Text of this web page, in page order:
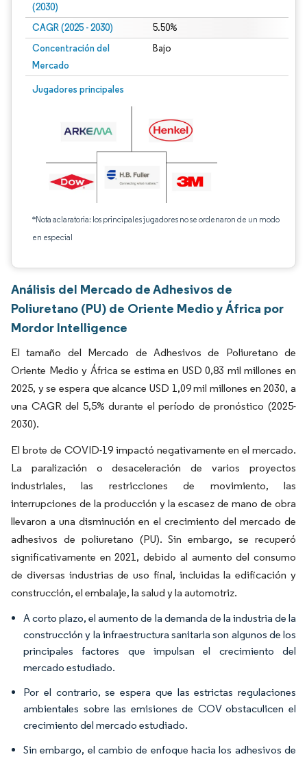
(2030)
CAGR (2025 - 2030) 5.50%
Concentración del
Mercado
Bajo
Jugadores principales
*Nota aclaratoria: los principales jugadores no se ordenaron de un modo
en especial
Análisis del Mercado de Adhesivos de
Poliuretano (PU) de Oriente Medio y África por
Mordor Intelligence
El tamaño del Mercado de Adhesivos de Poliuretano de
Oriente Medio y África se estima en USD 0,83 mil millones en
2025, y se espera que alcance USD 1,09 mil millones en 2030, a
una CAGR del 5,5% durante el período de pronóstico (2025-
2030).
El brote de COVID-19 impactó negativamente en el mercado.
La paralización o desaceleración de varios proyectos
industriales, las restricciones de movimiento, las
interrupciones de la producción y la escasez de mano de obra
llevaron a una disminución en el crecimiento del mercado de
adhesivos de poliuretano (PU). Sin embargo, se recuperó
significativamente en 2021, debido al aumento del consumo
de diversas industrias de uso final, incluidas la edificación y
construcción, el embalaje, la salud y la automotriz.
A corto plazo, el aumento de la demanda de la industria de la
construcción y la infraestructura sanitaria son algunos de los
principales factores que impulsan el crecimiento del
mercado estudiado.
Por el contrario, se espera que las estrictas regulaciones
ambientales sobre las emisiones de COV obstaculicen el
crecimiento del mercado estudiado.
Sin embargo, el cambio de enfoque hacia los adhesivos de